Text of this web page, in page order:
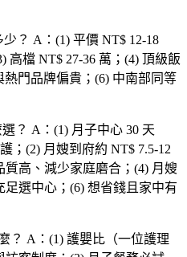
少？ A：(1) 平價 NT$ 12-18
高檔 NT$ 27-36 萬；(4) 頂級飯
熱門品牌偏貴；(6) 中南部同等
？ A：(1) 月子中心 30 天
；(2) 月嫂到府約 NT$ 7.5-12
高、減少家庭磨合；(4) 月嫂
選中心；(6) 想省錢且家中有
？ A：(1) 護嬰比（一位護理